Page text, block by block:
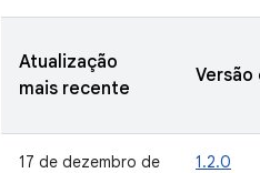
Atualização
mais recente
Versão
17 de dezembro de
1.2.0